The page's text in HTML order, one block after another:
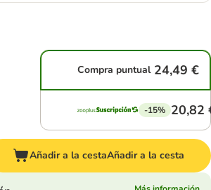
Compra puntual 24,49 €
-15% 20,82
Añadir a la cestaAñadir a la cesta